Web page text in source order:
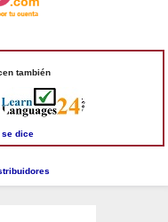
también
se dice